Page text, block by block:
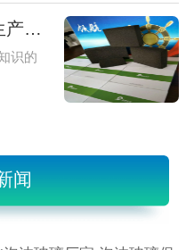
泡沫玻璃板厂家对自家生产材料知识的普及
识的
闻